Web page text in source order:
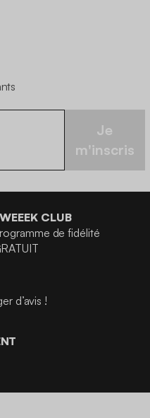
Je
m'inscris
CLUB
de fidélité
d’avis !